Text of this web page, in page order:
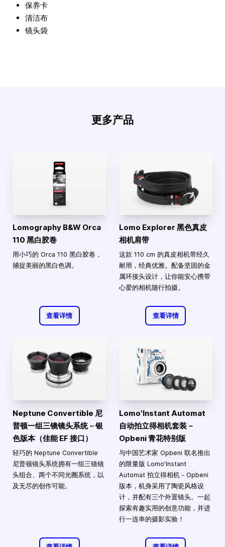
保养卡
清洁布
镜头袋
更多产品
Lomography B&W Orca
110 黑白胶卷
用小巧的 Orca 110 黑白胶卷，
捕捉美丽的黑白色调。
查看详情
Lomo Explorer 黑色真皮
相机肩带
这款 110 cm 的真皮相机带经久
耐用，经典优雅。配备坚固的金
属环接头设计，让你能安心携带
心爱的相机随行拍摄。
查看详情
Neptune Convertible 尼
普顿一组三镜镜头系统－银
色版本（佳能 EF 接口）
轻巧的 Neptune Convertible
尼普顿镜头系统拥有一组三镜镜
头组合、两个不同光圈系统，以
及无尽的创作可能。
Lomo'Instant Automat
自动拍立得相机套装－
Opbeni 青花特别版
与中国艺术家 Opbeni 联名推出
的限量版 Lomo'Instant
Automat 拍立得相机－Opbeni
版本，机身采用了陶瓷风格设
计，并配有三个外置镜头。一起
探索有趣实用的创意功能，并进
行一连串的摄影实验！